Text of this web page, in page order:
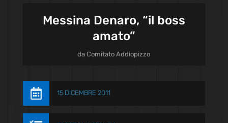
Messina Denaro, “il boss
amato”
daComitato Addiopizzo
 15 DICEMBRE 2011